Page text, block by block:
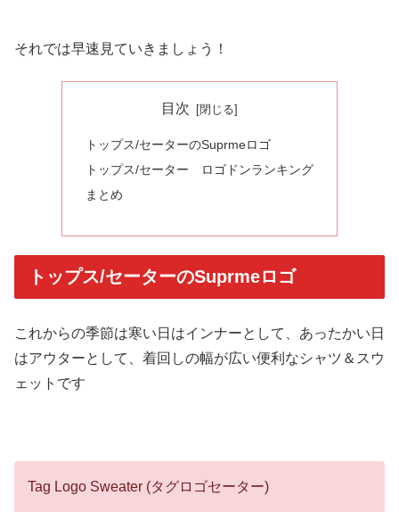
それでは早速見ていきましょう！
目次
トップス/セーターのSuprmeロゴ
トップス/セーター ロゴドンランキング
まとめ
トップス/セーターのSuprmeロゴ
これからの季節は寒い日はインナーとして、あったかい日
はアウターとして、着回しの幅が広い便利なシャツ＆スウ
ェットです
Tag Logo Sweater (タグロゴセーター)